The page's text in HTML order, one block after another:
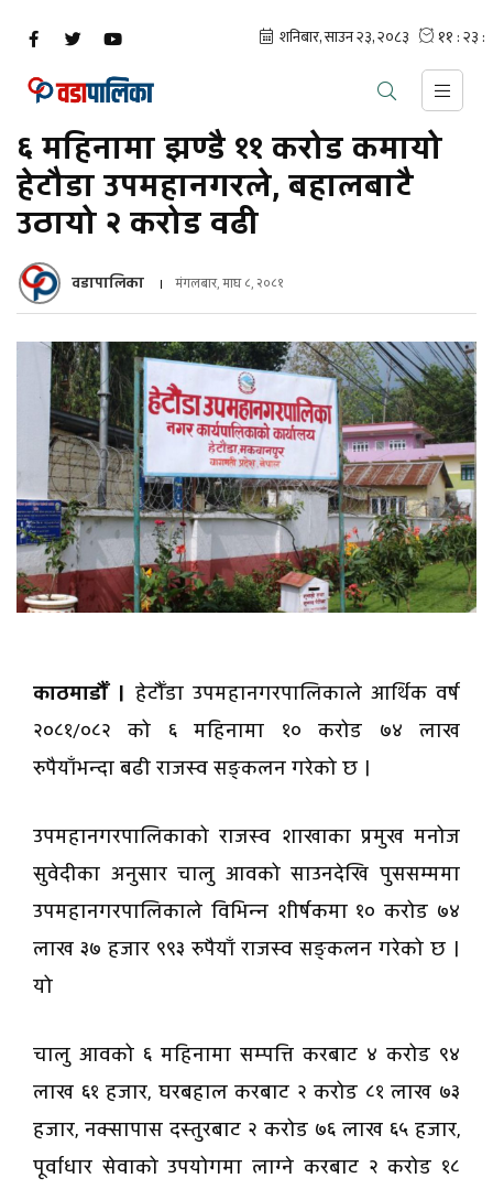
६ महिनामा झण्डै ११ करोड कमायो
हेटौडा उपमहानगरले, बहालबाटै
उठायो २ करोड वढी
वडापालिका मंगलबार, माघ ८, २०८१
काठमाडौँ । हेटौँडा उपमहानगरपालिकाले आर्थिक वर्ष
२०८१/०८२ को ६ महिनामा १० करोड ७४ लाख
रुपैयाँभन्दा बढी राजस्व सङ्कलन गरेको छ ।
उपमहानगरपालिकाको राजस्व शाखाका प्रमुख मनोज
सुवेदीका अनुसार चालु आवको साउनदेखि पुससम्ममा
उपमहानगरपालिकाले विभिन्न शीर्षकमा १० करोड ७४
लाख ३७ हजार ९९३ रुपैयाँ राजस्व सङ्कलन गरेको छ ।
यो
चालु आवको ६ महिनामा सम्पत्ति करबाट ४ करोड ९४
लाख ६१ हजार, घरबहाल करबाट २ करोड ८१ लाख ७३
हजार, नक्सापास दस्तुरबाट २ करोड ७६ लाख ६५ हजार,
पूर्वाधार सेवाको उपयोगमा लाग्ने करबाट २ करोड १८